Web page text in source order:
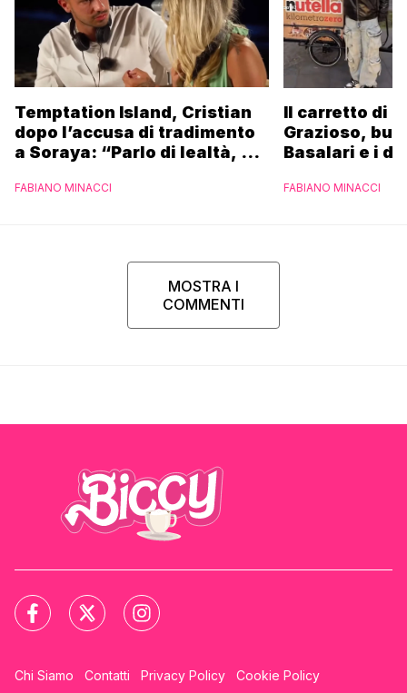
Temptation Island, Cristian
dopo l’accusa di tradimento
a Soraya: “Parlo di lealtà, ma
FABIANO MINACCI
Il carretto di
Grazioso,
Basalari e i
Ferrero”
FABIANO MINACCI
MOSTRA I
COMMENTI
Chi Siamo Contatti Privacy Policy
Cookie Policy